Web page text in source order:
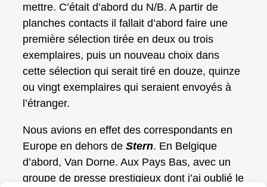
mettre. C’était d’abord du N/B. A partir de
planches contacts il fallait d’abord faire une
première sélection tirée en deux ou trois
exemplaires, puis un nouveau choix dans
cette sélection qui serait tiré en douze, quinze
ou vingt exemplaires qui seraient envoyés à
l’étranger.
Nous avions en effet des correspondants en
Europe en dehors de Stern. En Belgique
d’abord, Van Dorne. Aux Pays Bas, avec un
groupe de presse prestigieux dont j’ai oublié le